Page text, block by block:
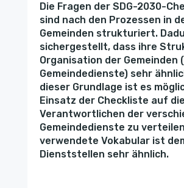
Die Fragen der SDG-2030-
sind nach den Prozessen in
Gemeinden strukturiert.
sichergestellt, dass ihre
Organisation der Gemeinden
Gemeindedienste) sehr
dieser Grundlage ist es
Einsatz der Checkliste auf die
Verantwortlichen der
Gemeindedienste zu
verwendete Vokabular ist
Dienststellen sehr ähnlich.